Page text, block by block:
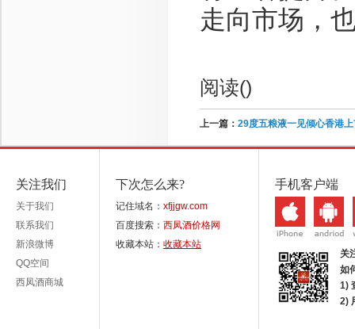
走向市场，
阅读()
上一篇： 29度五粮液一见倾心香港
关注我们
关于我们
联系我们
新浪微博
QQ空间
西凤酒商城
下次怎么来?
记住域名： xfjjgw.com
百度搜索： 西凤酒价格网
收藏本站： 收藏本站
手机客户端
关
如
1)
2)